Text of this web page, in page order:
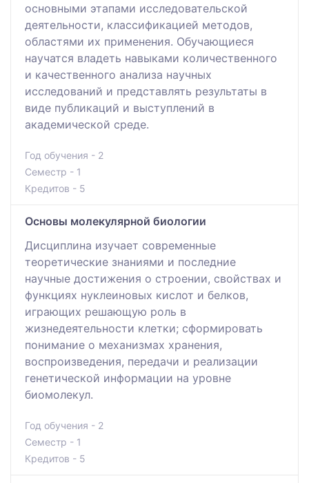
основными этапами исследовательской
деятельности, классификацией методов,
областями их применения. Обучающиеся
научатся владеть навыками количественного
и качественного анализа научных
исследований и представлять результаты в
виде публикаций и выступлений в
академической среде.
Год обучения - 2
Семестр - 1
Кредитов - 5
Основы молекулярной биологии
Дисциплина изучает современные
теоретические знаниями и последние
научные достижения о строении, свойствах и
функциях нуклеиновых кислот и белков,
играющих решающую роль в
жизнедеятельности клетки; сформировать
понимание о механизмах хранения,
воспроизведения, передачи и реализации
генетической информации на уровне
биомолекул.
Год обучения - 2
Семестр - 1
Кредитов - 5